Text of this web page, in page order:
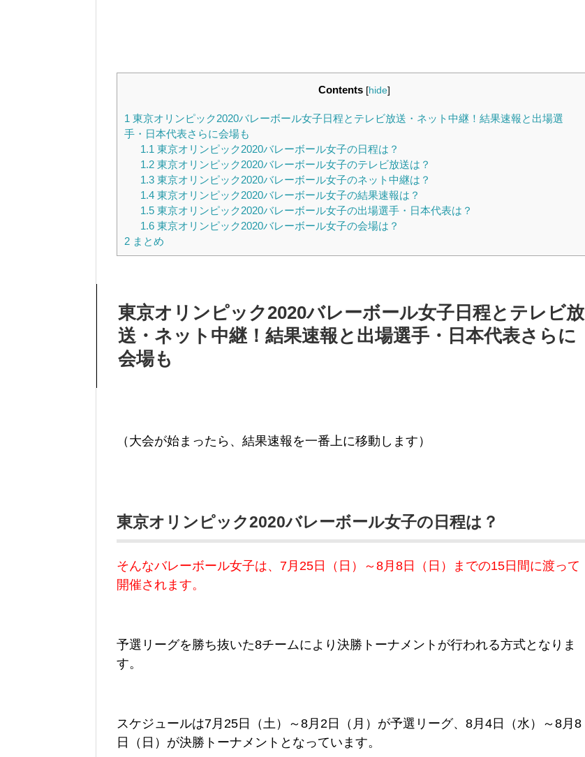
Contents [hide]
1 東京オリンピック2020バレーボール女子日程とテレビ放送・ネット中継！結果速報と出場選
手・日本代表さらに会場も
1.1 東京オリンピック2020バレーボール女子の日程は？
1.2東京オリンピック2020バレーボール女子のテレビ放送は？
1.3東京オリンピック2020バレーボール女子のネット中継は？
1.4東京オリンピック2020バレーボール女子の結果速報は？
1.5東京オリンピック2020バレーボール女子の出場選手・日本代表は？
1.6東京オリンピック2020バレーボール女子の会場は？
2 まとめ
東京オリンピック2020バレーボール女子日程とテレビ放
送・ネット中継！結果速報と出場選手・日本代表さらに
会場も
（大会が始まったら、結果速報を一番上に移動します）
東京オリンピック2020バレーボール女子の日程は？
そんなバレーボール女子は、7月25日（日）～8月8日（日）までの15日間に渡って
開催されます。
予選リーグを勝ち抜いた8チームにより決勝トーナメントが行われる方式となりま
す。
スケジュールは7月25日（土）～8月2日（月）が予選リーグ、8月4日（水）～8月8
日（日）が決勝トーナメントとなっています。